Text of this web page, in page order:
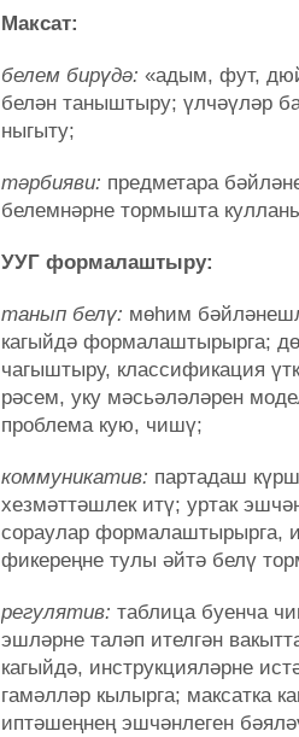
Максат:
белем бирүдә: «адым, фут,
белән таныштыру; үлчәүләр
ныгыту;
тәрбияви: предметара
белемнәрне тормышта
УУГ формалаштыру:
танып белү: мөһим
кагыйдә формалаштырырга;
чагыштыру, классификация
рәсем, уку мәсьәләләрен
проблема кую, чишү;
коммуникатив: партадаш
хезмәттәшлек итү; уртак
сораулар формалаштырырга,
фикереңне тулы әйтә белү
регулятив: таблица буенча
эшләрне таләп ителгән
кагыйдә, инструкцияләрне
гамәлләр кылырга; максатка
иптәшеңнең эшчәнлеген